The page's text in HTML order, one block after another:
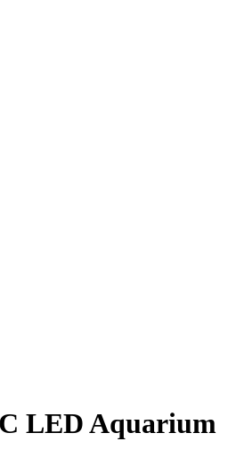
LED Aquarium